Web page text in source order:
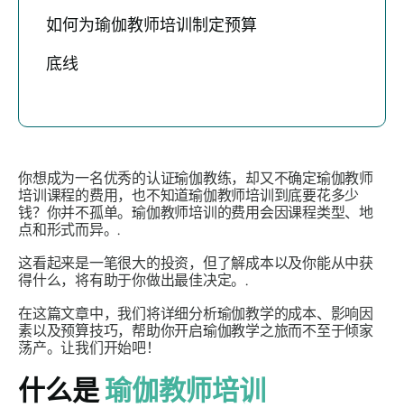
如何为瑜伽教师培训制定预算
底线
你想成为一名优秀的认证瑜伽教练，却又不确定瑜伽教师
培训课程的费用，也不知道瑜伽教师培训到底要花多少
钱？你并不孤单。瑜伽教师培训的费用会因课程类型、地
点和形式而异。.
这看起来是一笔很大的投资，但了解成本以及你能从中获
得什么，将有助于你做出最佳决定。.
在这篇文章中，我们将详细分析瑜伽教学的成本、影响因
素以及预算技巧，帮助你开启瑜伽教学之旅而不至于倾家
荡产。让我们开始吧！
什么是瑜伽教师培训